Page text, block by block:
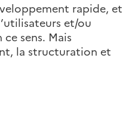
rapide, et
et/ou
sens. Mais
la structuration et